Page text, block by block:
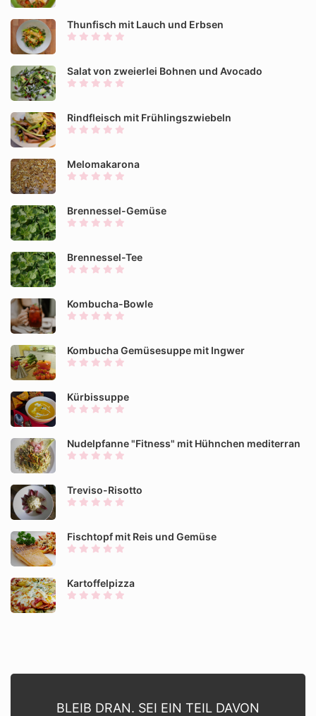
Thunfisch mit Lauch und Erbsen
Salat von zweierlei Bohnen und Avocado
Rindfleisch mit Frühlingszwiebeln
Melomakarona
Brennessel-Gemüse
Brennessel-Tee
Kombucha-Bowle
Kombucha Gemüsesuppe mit Ingwer
Kürbissuppe
Nudelpfanne "Fitness" mit Hühnchen mediterran
Treviso-Risotto
Fischtopf mit Reis und Gemüse
Kartoffelpizza
BLEIB DRAN. SEI EIN TEIL DAVON